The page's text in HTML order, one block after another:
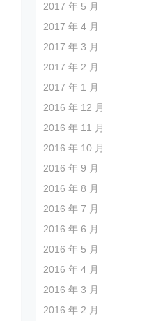
2017 年 5 月
2017 年 4 月
2017 年 3 月
2017 年 2 月
2017 年 1 月
2016 年 12 月
2016 年 11 月
2016 年 10 月
2016 年 9 月
2016 年 8 月
2016 年 7 月
2016 年 6 月
2016 年 5 月
2016 年 4 月
2016 年 3 月
2016 年 2 月